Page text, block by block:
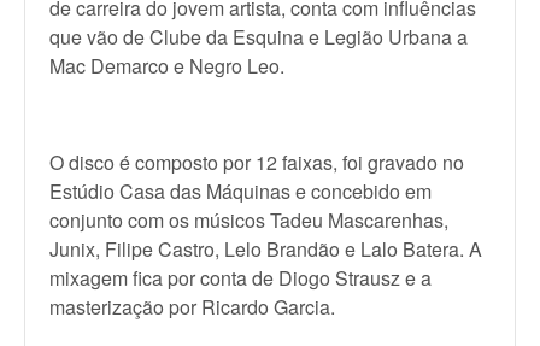
de carreira do jovem artista, conta com influências
que vão de Clube da Esquina e Legião Urbana a
Mac Demarco e Negro Leo.
O disco é composto por 12 faixas, foi gravado no
Estúdio Casa das Máquinas e concebido em
conjunto com os músicos Tadeu Mascarenhas,
Junix, Filipe Castro, Lelo Brandão e Lalo Batera. A
mixagem fica por conta de Diogo Strausz e a
masterização por Ricardo Garcia.